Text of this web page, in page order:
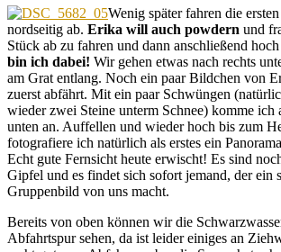
Wenig später fahren die
nordseitig ab. Erika will auch powdern und
Stück ab zu fahren und dann anschließend
bin ich dabei! Wir gehen etwas nach rechts
am Grat entlang. Noch ein paar Bildchen von
zuerst abfährt. Mit ein paar Schwüngen
wieder zwei Steine unterm Schnee) komme ich
unten an. Auffellen und wieder hoch bis zum
fotografiere ich natürlich als erstes ein
Echt gute Fernsicht heute erwischt! Es sind
Gipfel und es findet sich sofort jemand, der ein
Gruppenbild von uns macht.
Bereits von oben können wir die
Abfahrtspur sehen, da ist leider einiges an